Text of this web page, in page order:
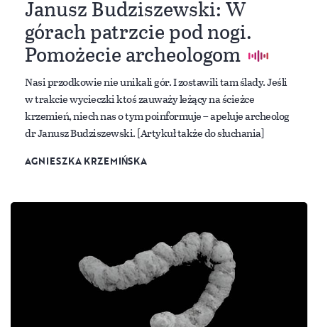
Janusz Budziszewski: W
górach patrzcie pod nogi.
Pomożecie archeologom
Nasi przodkowie nie unikali gór. I zostawili tam ślady. Jeśli
w trakcie wycieczki ktoś zauważy leżący na ścieżce
krzemień, niech nas o tym poinformuje – apeluje archeolog
dr Janusz Budziszewski. [Artykuł także do słuchania]
AGNIESZKA KRZEMIŃSKA